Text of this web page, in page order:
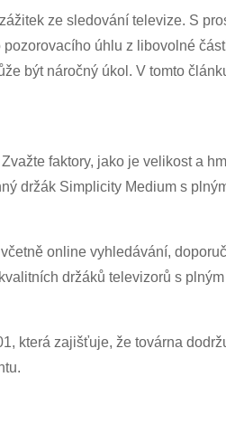
ze sledování televize. S
úhlu z libovolné
být náročný úkol. V tomto
faktory, jako je velikost a
držák Simplicity Medium s
online vyhledávání,
držáků televizorů s
která zajišťuje, že továrna